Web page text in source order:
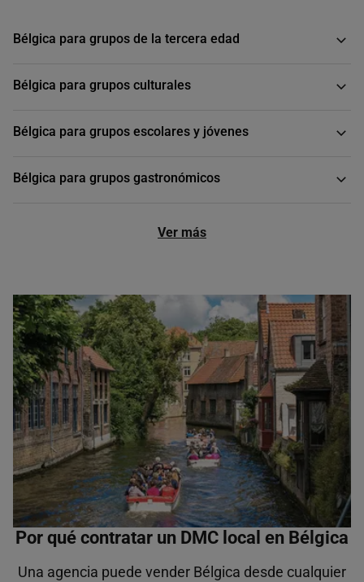
Bélgica para grupos de la tercera edad
Bélgica para grupos culturales
Bélgica para grupos escolares y jóvenes
Bélgica para grupos gastronómicos
Ver más
Por qué contratar un DMC local en Bélgica
Una agencia puede vender Bélgica desde cualquier